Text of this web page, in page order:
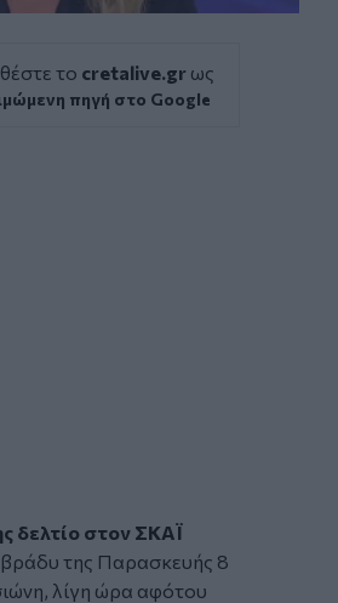
το cretalive.gr ως
πηγή στο Google
δελτίο στον ΣΚΑΪ
της Παρασκευής 8
, λίγη ώρα αφότου